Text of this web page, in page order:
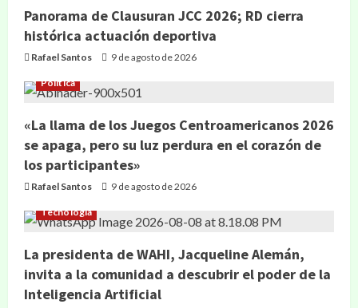
Panorama de Clausuran JCC 2026; RD cierra
histórica actuación deportiva
Rafael Santos 9 de agosto de 2026
Política
«La llama de los Juegos Centroamericanos 2026
se apaga, pero su luz perdura en el corazón de
los participantes»
Rafael Santos 9 de agosto de 2026
Tecnología
La presidenta de WAHI, Jacqueline Alemán,
invita a la comunidad a descubrir el poder de la
Inteligencia Artificial